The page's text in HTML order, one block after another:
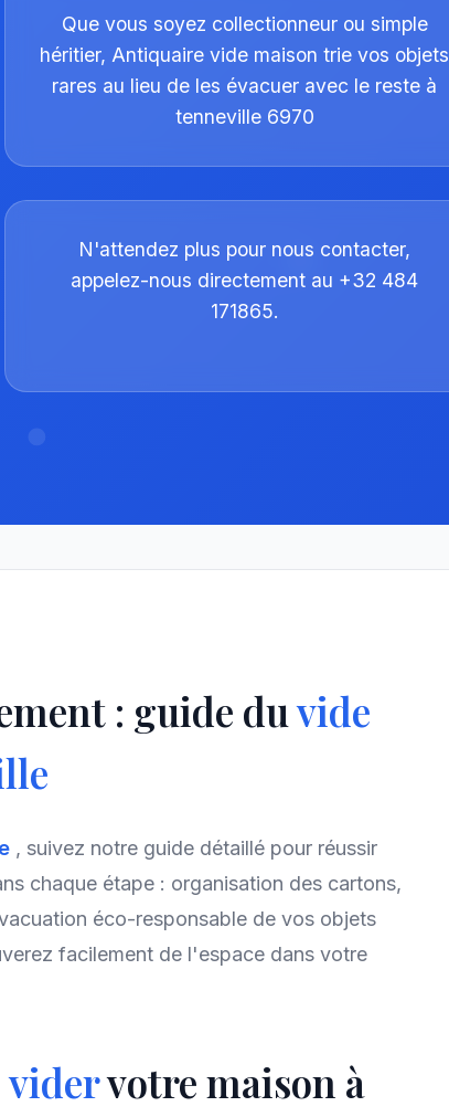
Que vous soyez collectionneur ou simple
héritier, Antiquaire vide maison trie vos objets
rares au lieu de les évacuer avec le reste à
tenneville 6970
N'attendez plus pour nous contacter,
appelez-nous directement au +32 484
171865.
: guide duvide
, suivez notre guide détaillé pour réussir
chaque étape : organisation des cartons,
éco-responsable de vos objets
facilement de l'espace dans votre
vidervotre maison à